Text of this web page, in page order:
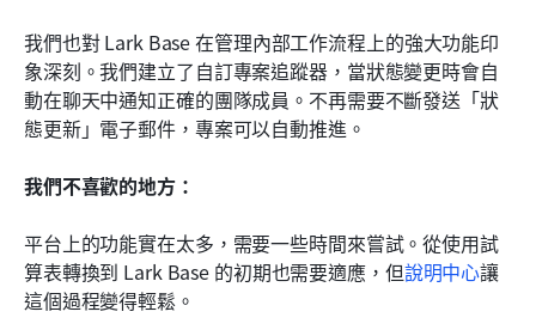
我們也對 Lark Base 在管理內部工作流程上的強大功能印
象深刻。我們建立了自訂專案追蹤器，當狀態變更時會自
動在聊天中通知正確的團隊成員。不再需要不斷發送「狀
態更新」電子郵件，專案可以自動推進。
我們不喜歡的地方：
平台上的功能實在太多，需要一些時間來嘗試。從使用試
算表轉換到 Lark Base 的初期也需要適應，但說明中心讓
這個過程變得輕鬆。